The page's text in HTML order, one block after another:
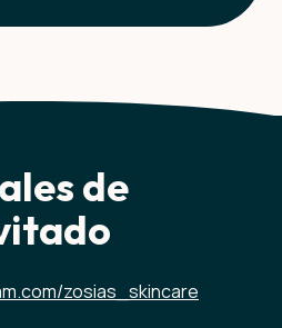
de
zosias_skincare